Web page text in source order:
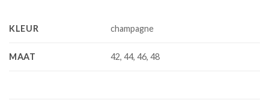
KLEUR champagne
MAAT 42, 44, 46, 48